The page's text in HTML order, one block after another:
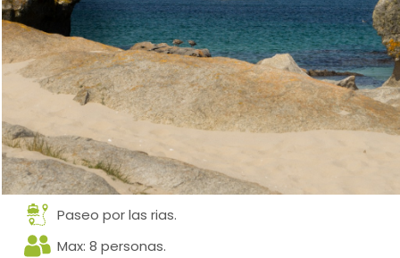
Paseo por las rias.
Max: 8 personas.